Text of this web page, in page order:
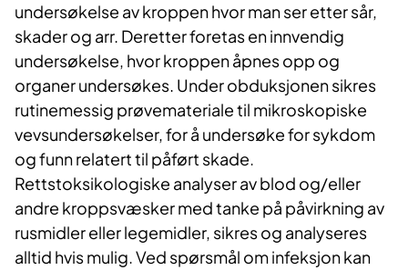
undersøkelse av kroppen hvor man ser etter sår,
skader og arr. Deretter foretas en innvendig
undersøkelse, hvor kroppen åpnes opp og
organer undersøkes. Under obduksjonen sikres
rutinemessig prøvemateriale til mikroskopiske
vevsundersøkelser, for å undersøke for sykdom
og funn relatert til påført skade.
Rettstoksikologiske analyser av blod og/eller
andre kroppsvæsker med tanke på påvirkning av
rusmidler eller legemidler, sikres og analyseres
alltid hvis mulig. Ved spørsmål om infeksjon kan